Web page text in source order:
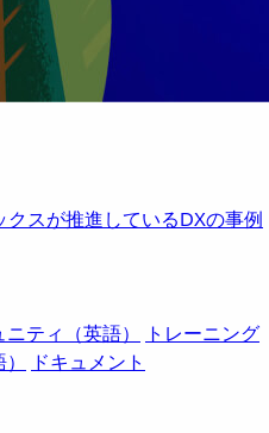
スが推進しているDXの事例
ニティ（英語）
トレーニング
ドキュメント